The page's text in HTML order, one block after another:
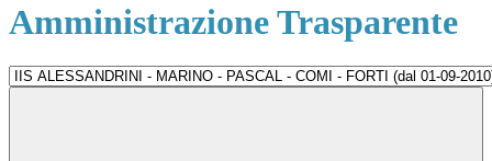
Amministrazione Trasparente